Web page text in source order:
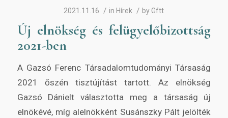
2021.11.16. / in Hírek / by Gftt
Új elnökség és felügyelőbizottság
2021-ben
A Gazsó Ferenc Társadalomtudományi Társaság
2021 őszén tisztújítást tartott. Az elnökség
Gazsó Dánielt választotta meg a társaság új
elnökévé, míg alelnökként Susánszky Pált jelölték